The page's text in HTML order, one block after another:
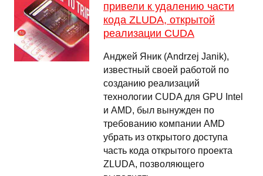
привели к удалению части
кода ZLUDA, открытой
реализации CUDA
Анджей Яник (Andrzej Janik),
известный своей работой по
созданию реализаций
технологии CUDA для GPU Intel
и AMD, был вынужден по
требованию компании AMD
убрать из открытого доступа
часть кода открытого проекта
ZLUDA, позволяющего